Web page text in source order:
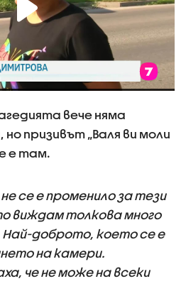
вече няма
призивът „Валя ви моли
е там.
се е променило за тези
виждам толкова много
Най-доброто, което се е
на камери.
че не може на всеки